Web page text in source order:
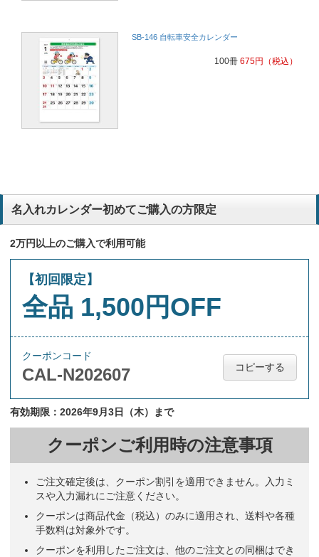
SB-146 自転車安全カレンダー
100冊 675円 （税込）
名入れカレンダー初めてご購入の方限定
2万円以上のご購入で利用可能
【初回限定】
全品 1,500円OFF
クーポンコード
CAL-N202607 コピーする
有効期限：2026年9月3日（木）まで
クーポンご利用時の注意事項
ご注文確定後は、クーポン割引を適用できません。入力ミ
スや入力漏れにご注意ください。
クーポンは商品代金（税込）のみに適用され、送料や各種
手数料は対象外です。
クーポンを利用したご注文は、他のご注文との同梱はでき